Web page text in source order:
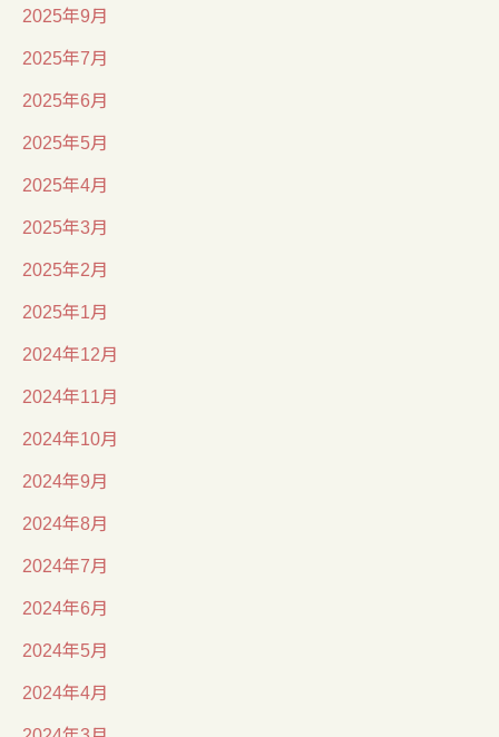
2025年9月
2025年7月
2025年6月
2025年5月
2025年4月
2025年3月
2025年2月
2025年1月
2024年12月
2024年11月
2024年10月
2024年9月
2024年8月
2024年7月
2024年6月
2024年5月
2024年4月